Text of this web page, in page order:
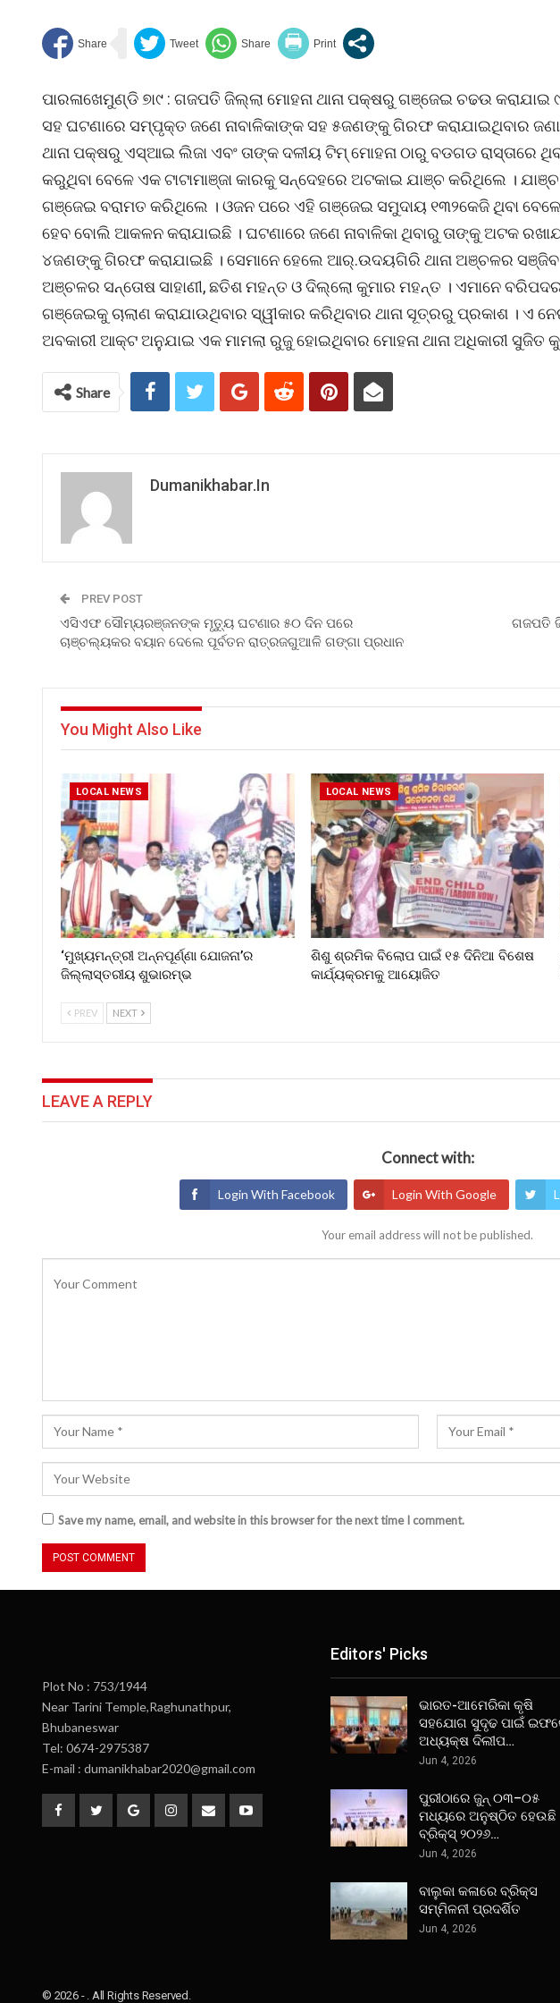
ପାରଳାଖେମୁଣ୍ଡି ୭ା୯ : ଗଜପତି ଜିଲ୍ଲା ମୋହନା ଥାନା ପକ୍ଷରୁ ଗଞ୍ଜେଇ ଚଢଉ
ସହ ଘଟଣାରେ ସମ୍ପୃକ୍ତ ଜଣେ ନାବାଳିକାଙ୍କ ସହ ୫ଜଣଙ୍କୁ ଗିରଫ କରାଯାଇଥିବାର
ଥାନା ପକ୍ଷରୁ ଏସ୍ଆଇ ଲିଜା ଏବଂ ତାଙ୍କ ଦଳୀୟ ଟିମ୍ ମୋହନା ଠାରୁ ବଡଗଡ ରାସ୍ତାରେ
କରୁଥିବା ବେଳେ ଏକ ଟାଟାମାଞ୍ଜା କାରକୁ ସନ୍ଦେହରେ ଅଟକାଇ ଯାଞ୍ଚ କରିଥିଲେ ।
ଗଞ୍ଜେଇ ବରାମତ କରିଥିଲେ । ଓଜନ ପରେ ଏହି ଗଞ୍ଜେଇ ସମୁଦାୟ ୧୩୨କେଜି ଥିବା
ହେବ ବୋଲି ଆକଳନ କରାଯାଇଛି । ଘଟଣାରେ ଜଣେ ନାବାଳିକା ଥିବାରୁ ତାଙ୍କୁ ଅଟକ
୪ଜଣଙ୍କୁ ଗିରଫ କରାଯାଇଛି । ସେମାନେ ହେଲେ ଆର୍.ଉଦୟଗିରି ଥାନା ଅଞ୍ଚଳର ସଞ୍ଜିବ
ଅଞ୍ଚଳର ସନ୍ତୋଷ ସାହାଣୀ, ଛତିଶ ମହନ୍ତ ଓ ଦିଲ୍ଲୋ କୁମାର ମହନ୍ତ । ଏମାନେ
ଗଞ୍ଜେଇକୁ ଚାଲାଣ କରାଯାଉଥିବାର ସ୍ୱୀକାର କରିଥିବାର ଥାନା ସୂତ୍ରରୁ ପ୍ରକାଶ । ଏ
ଅବକାରୀ ଆକ୍ଟ ଅନୁଯାଇ ଏକ ମାମଲା ରୁଜୁ ହୋଇଥିବାର ମୋହନା ଥାନା ଅଧିକାରୀ ସୁଜିତ
Share
Dumanikhabar.in
PREV POST
ଏସିଏଫ ସୌମ୍ୟରଞ୍ଜନଙ୍କ ମୃତ୍ୟୁ ଘଟଣାର ୫୦ ଦିନ ପରେ
ଚାଞ୍ଚଲ୍ୟକର ବୟାନ ଦେଲେ ପୂର୍ବତନ ରାତ୍ରଜଗୁଆଳି ଗଙ୍ଗା ପ୍ରଧାନ
ଗଜପତି
You Might Also Like
LOCAL NEWS
‘ମୁଖ୍ୟମନ୍ତ୍ରୀ ଅନ୍ନପୂର୍ଣ୍ଣା ଯୋଜନା’ର
ଜିଲ୍ଲାସ୍ତରୀୟ ଶୁଭାରମ୍ଭ
LOCAL NEWS
ଶିଶୁ ଶ୍ରମିକ ବିଲୋପ ପାଇଁ ୧୫ ଦିନିଆ ବିଶେଷ
କାର୍ଯ୍ୟକ୍ରମକୁ ଆୟୋଜିତ
PREV NEXT
LEAVE A REPLY
Connect with:
Login With Facebook Login With Google
Your email address will not be published.
Save my name, email, and website in this browser for the next time I comment.
Plot No : 753/1944
Near Tarini Temple,Raghunathpur,
Bhubaneswar
Tel: 0674-2975387
E-mail : dumanikhabar2020@gmail.com
Editors' Picks
ଭାରତ-ଆମେରିକା କୃଷି
ସହଯୋଗ ସୁଦୃଢ ପାଇଁ
ଅଧ୍ୟକ୍ଷ ଦିଲୀପ…
Jun 4, 2026
ପୁରୀଠାରେ ଜୁନ୍ ୦୩–୦୫
ମଧ୍ୟରେ ଅନୁଷ୍ଠିତ ହେଉଛି
ବ୍ରିକ୍ସ୍ ୨୦୨୬…
Jun 4, 2026
ବାଲୁକା କଳାରେ ବ୍ରିକ୍ସ
ସମ୍ମିଳନୀ ପ୍ରଦର୍ଶିତ
Jun 4, 2026
© 2026 - . All Rights Reserved.